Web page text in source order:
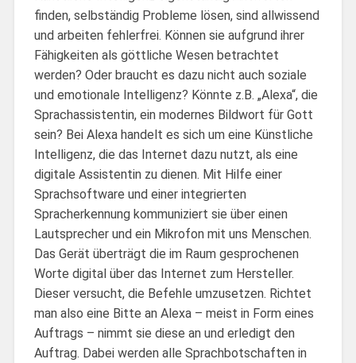
finden, selbständig Probleme lösen, sind allwissend
und arbeiten fehlerfrei. Können sie aufgrund ihrer
Fähigkeiten als göttliche Wesen betrachtet
werden? Oder braucht es dazu nicht auch soziale
und emotionale Intelligenz? Könnte z.B. „Alexa“, die
Sprachassistentin, ein modernes Bildwort für Gott
sein? Bei Alexa handelt es sich um eine Künstliche
Intelligenz, die das Internet dazu nutzt, als eine
digitale Assistentin zu dienen. Mit Hilfe einer
Sprachsoftware und einer integrierten
Spracherkennung kommuniziert sie über einen
Lautsprecher und ein Mikrofon mit uns Menschen.
Das Gerät überträgt die im Raum gesprochenen
Worte digital über das Internet zum Hersteller.
Dieser versucht, die Befehle umzusetzen. Richtet
man also eine Bitte an Alexa – meist in Form eines
Auftrags – nimmt sie diese an und erledigt den
Auftrag. Dabei werden alle Sprachbotschaften in